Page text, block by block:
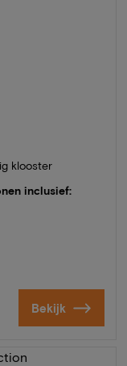
klooster
inclusief:
Bekijk